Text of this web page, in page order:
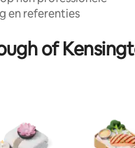
en referenties
of